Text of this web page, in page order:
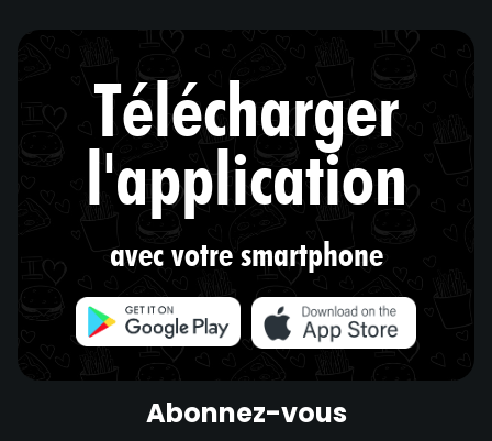
Télécharger
l'application
avec votre smartphone
Abonnez-vous